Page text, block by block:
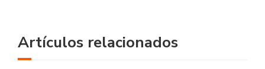
Artículos relacionados